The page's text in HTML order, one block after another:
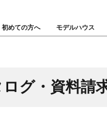
初めての方へ モデルハウス
ログ・資料請